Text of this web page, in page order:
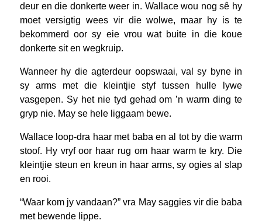
deur en die donkerte weer in. Wallace wou nog sê hy
moet versigtig wees vir die wolwe, maar hy is te
bekommerd oor sy eie vrou wat buite in die koue
donkerte sit en wegkruip.
Wanneer hy die agterdeur oopswaai, val sy byne in
sy arms met die kleintjie styf tussen hulle lywe
vasgepen. Sy het nie tyd gehad om ’n warm ding te
gryp nie. May se hele liggaam bewe.
Wallace loop-dra haar met baba en al tot by die warm
stoof. Hy vryf oor haar rug om haar warm te kry. Die
kleintjie steun en kreun in haar arms, sy ogies al slap
en rooi.
“Waar kom jy vandaan?” vra May saggies vir die baba
met bewende lippe.